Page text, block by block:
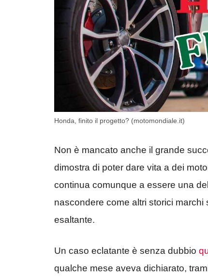
Honda, finito il progetto? (motomondiale.it)
Non è mancato anche il grande
dimostra di poter dare vita a dei
continua comunque a essere una
nascondere come altri storici
esaltante.
Un caso eclatante è senza dubbio
qualche mese aveva dichiarato,